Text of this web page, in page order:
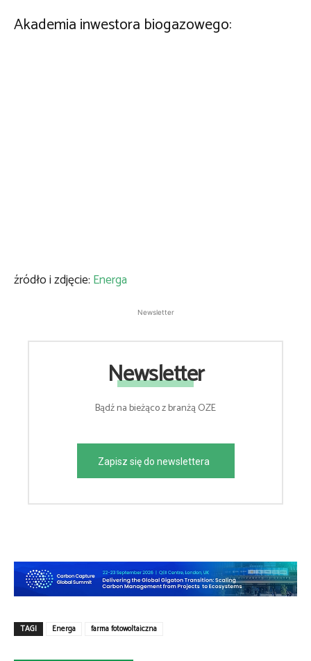
Akademia inwestora biogazowego:
źródło i zdjęcie: Energa
Newsletter
Newsletter
Bądź na bieżąco z branżą OZE
Zapisz się do newslettera
TAGI Energa farma fotowoltaiczna